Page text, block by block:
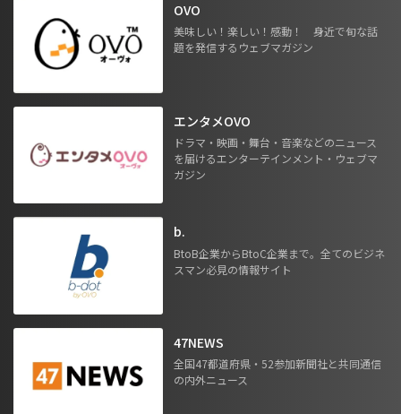
OVO
美味しい！楽しい！感動！ 身近で旬な話
題を発信するウェブマガジン
エンタメOVO
ドラマ・映画・舞台・音楽などのニュース
を届けるエンターテインメント・ウェブマ
ガジン
b.
BtoB企業からBtoC企業まで。全てのビジネ
スマン必見の情報サイト
47NEWS
全国47都道府県・52参加新聞社と共同通信
の内外ニュース